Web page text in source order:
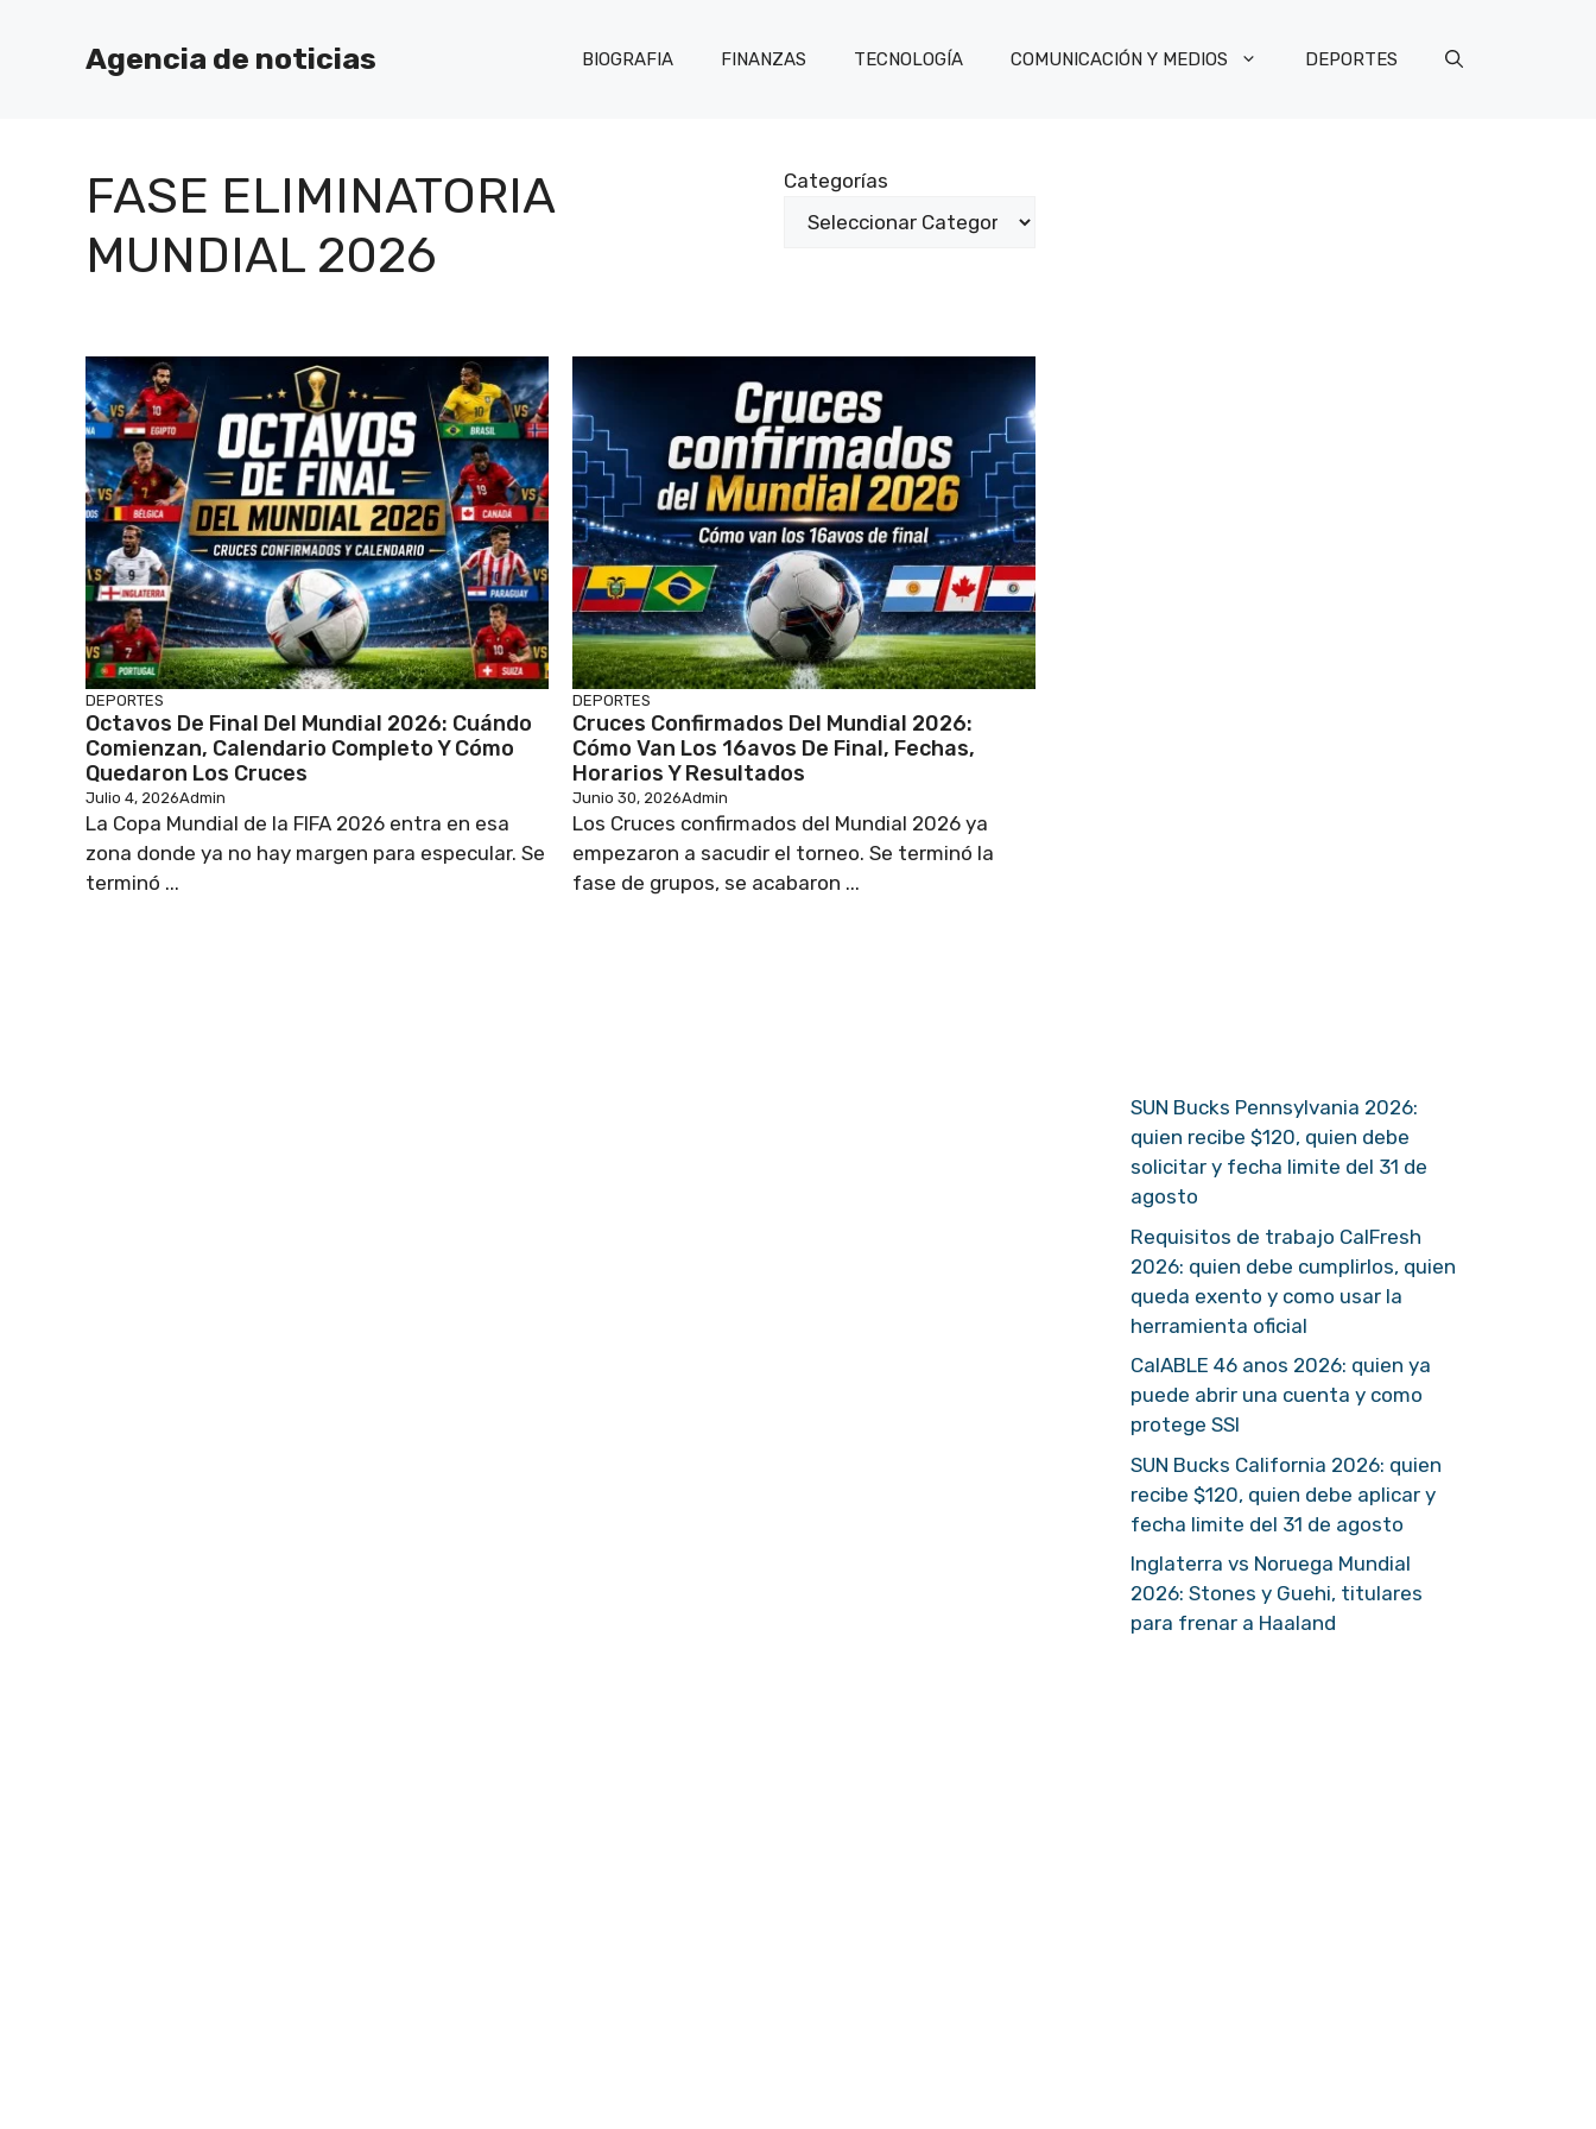
contenidoAgencia de noticias BIOGRAFIA FINANZAS TECNOLOGÍA COMUNICACIÓN Y MEDIOS DEPORTES
FASE ELIMINATORIA
MUNDIAL 2026
Categorías
DEPORTES
Octavos De Final Del Mundial 2026: Cuándo
Comienzan, Calendario Completo Y Cómo
Quedaron Los Cruces
Julio 4, 2026Admin
La Copa Mundial de la FIFA 2026 entra en esa
zona donde ya no hay margen para especular. Se
terminó ...
DEPORTES
Cruces Confirmados Del Mundial 2026:
Cómo Van Los 16avos De Final, Fechas,
Horarios Y Resultados
Junio 30, 2026Admin
Los Cruces confirmados del Mundial 2026 ya
empezaron a sacudir el torneo. Se terminó la
fase de grupos, se acabaron ...
SUN Bucks Pennsylvania 2026:
quien recibe $120, quien debe
solicitar y fecha limite del 31 de
agosto
Requisitos de trabajo CalFresh
2026: quien debe cumplirlos, quien
queda exento y como usar la
herramienta oficial
CalABLE 46 anos 2026: quien ya
puede abrir una cuenta y como
protege SSI
SUN Bucks California 2026: quien
recibe $120, quien debe aplicar y
fecha limite del 31 de agosto
Inglaterra vs Noruega Mundial
2026: Stones y Guehi, titulares
para frenar a Haaland